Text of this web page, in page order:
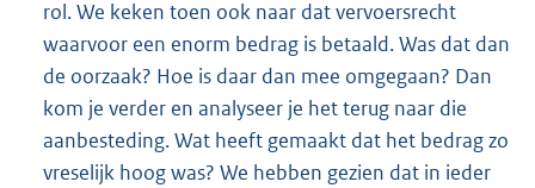
rol. We keken toen ook naar dat vervoersrecht
waarvoor een enorm bedrag is betaald. Was dat dan
de oorzaak? Hoe is daar dan mee omgegaan? Dan
kom je verder en analyseer je het terug naar die
aanbesteding. Wat heeft gemaakt dat het bedrag zo
vreselijk hoog was? We hebben gezien dat in ieder